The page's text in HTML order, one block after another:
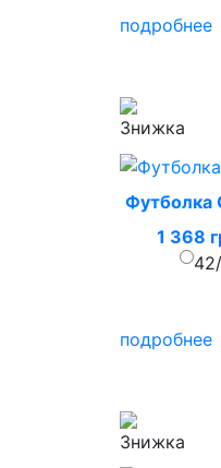
подробнее
Футболка
1 368
подробнее